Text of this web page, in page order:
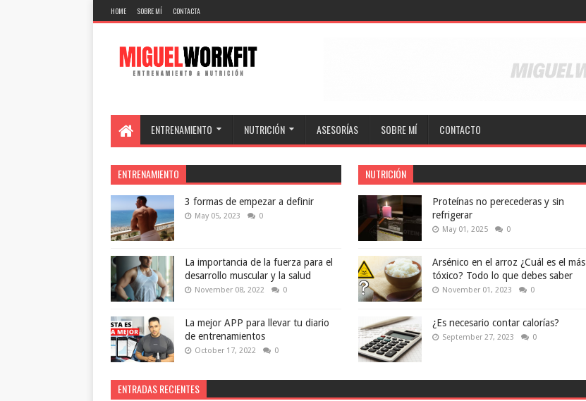
HOME SOBRE MÍ CONTACTA
ENTRENAMIENTO NUTRICIÓN ASESORÍAS SOBRE MÍ CONTACTO
ENTRENAMIENTO
3 formas de empezar a definir
May 05, 2023 0
La importancia de la fuerza para el
desarrollo muscular y la salud
November 08, 2022 0
La mejor APP para llevar tu diario
de entrenamientos
October 17, 2022 0
NUTRICIÓN
Proteínas no perecederas y sin
refrigerar
May 01, 2025 0
Arsénico en el arroz ¿Cuál es el más
tóxico? Todo lo que debes saber
November 01, 2023 0
¿Es necesario contar calorías?
September 27, 2023 0
ENTRADAS RECIENTES